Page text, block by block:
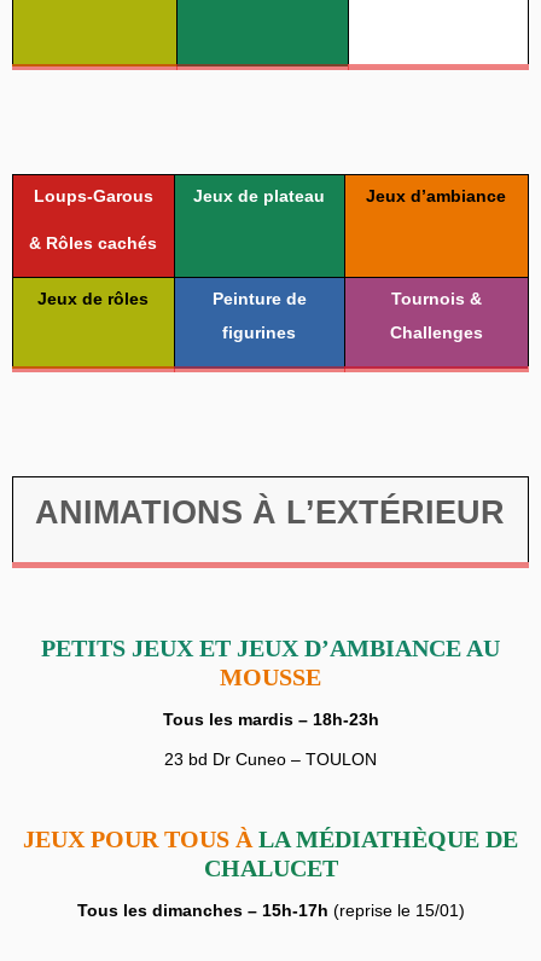
Loups-Garous
& Rôles cachés
Jeux de plateau Jeux d’ambiance
Jeux de rôles
Peinture de
figurines
Tournois &
Challenges
ANIMATIONS À L’EXTÉRIEUR
PETITS JEUX ET JEUX D’AMBIANCE AU
MOUSSE
Tous les mardis – 18h-23h
23 bd Dr Cuneo – TOULON
JEUX POUR TOUS À LA MÉDIATHÈQUE DE
CHALUCET
Tous les dimanches – 15h-17h (reprise le 15/01)